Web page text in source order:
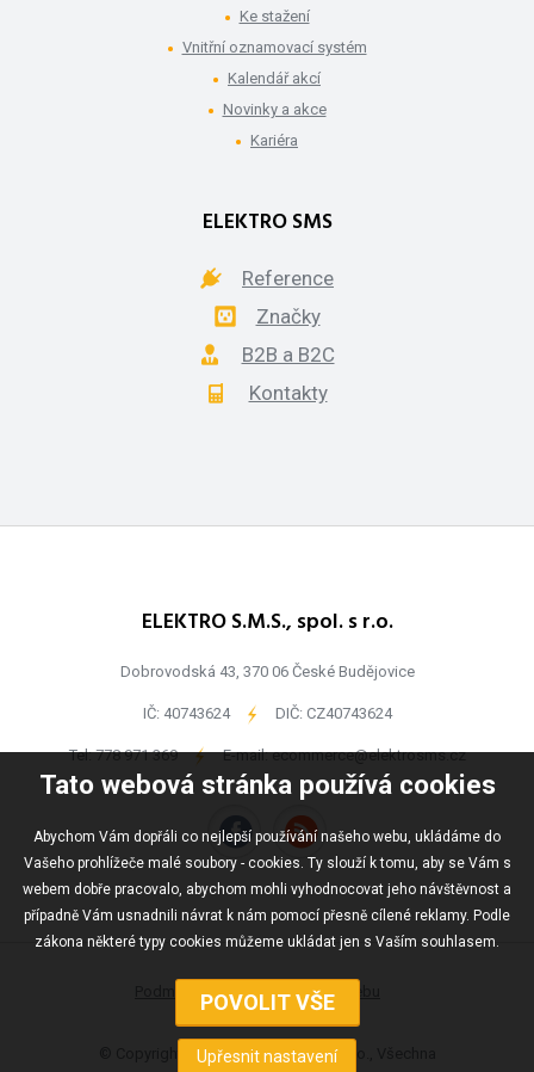
Tato webová stránka používá cookies
Abychom Vám dopřáli co nejlepší používání našeho webu, ukládáme do
Vašeho prohlížeče malé soubory - cookies. Ty slouží k tomu, aby se Vám s
webem dobře pracovalo, abychom mohli vyhodnocovat jeho návštěvnost a
případně Vám usnadnili návrat k nám pomocí přesně cílené reklamy. Podle
zákona některé typy cookies můžeme ukládat jen s Vaším souhlasem.
Ke stažení
Vnitřní oznamovací systém
Kalendář akcí
Novinky a akce
Kariéra
ELEKTRO SMS
Reference
Značky
B2B a B2C
Kontakty
ELEKTRO S.M.S., spol. s r.o.
Dobrovodská 43, 370 06 České Budějovice
IČ: 40743624 - DIČ: CZ40743624
Tel:778 971 369 - E-mail:ecommerce@elektrosms.cz
Podmínky užívání Mapa webu
© Copyright ELEKTRO S.M.S., spol s r.o., Všechna